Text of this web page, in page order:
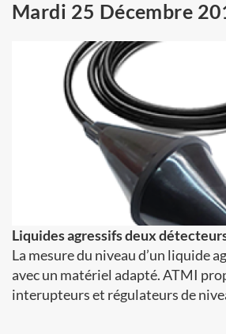
Mardi 25 Décembre
Liquides agressifs deux
La mesure du niveau d’un liquide
avec un matériel adapté. ATMI
interupteurs et régulateurs de